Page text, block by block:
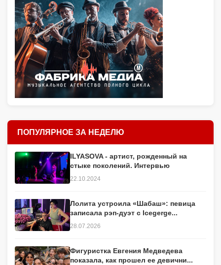
ПОПУЛЯРНОЕ ЗА НЕДЕЛЮ
ILYASOVA - артист, рожденный на
стыке поколений. Интервью
22.10.2024
Лолита устроила «Шабаш»: певица
записала рэп-дуэт с Icegerge...
28.07.2026
Фигуристка Евгения Медведева
показала, как прошел ее девични...